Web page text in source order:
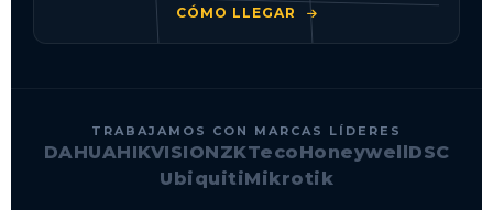
CÓMO LLEGAR
TRABAJAMOS CON MARCAS LÍDERES
DAHUAHIKVISIONZKTecoHoneywellDSC
UbiquitiMikrotik